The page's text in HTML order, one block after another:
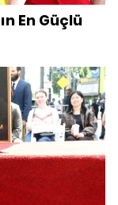
En Güçlü